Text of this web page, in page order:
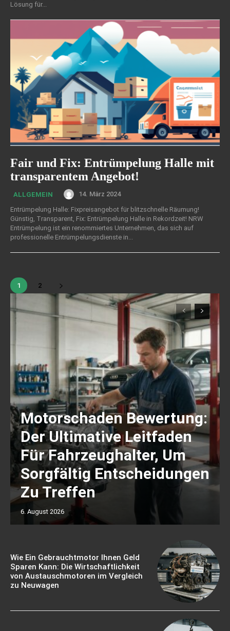
Lösung für...
Fair und Fix: Entrümpelung Halle mit
transparentem Angebot!
ALLGEMEIN
14. März 2024
Entrümpelung Halle: Fixpreisangebot für blitzschnelle Räumung!
Günstig, Transparent, Fix: Entrümpelung Halle in Rekordzeit! NRW
Entrümpelung ist ein renommiertes Unternehmen, das sich auf
professionelle Entrümpelungsdienste in...
1 2
Motorschaden Bewertung:
Der Ultimative Leitfaden
Für Fahrzeughalter, Um
Sorgfältig Entscheidungen
Zu Treffen
6. August 2026
Wie Ein Gebrauchtmotor Ihnen Geld
Sparen Kann: Die Wirtschaftlichkeit
von Austauschmotoren im Vergleich
zu Neuwagen